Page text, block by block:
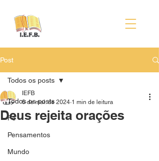
Post
Todos os posts
Fé
Pensamentos
Mundo
Todos os posts
Deus rejeita orações
IEFB
6 de mai. de 2024 1 min de leitura